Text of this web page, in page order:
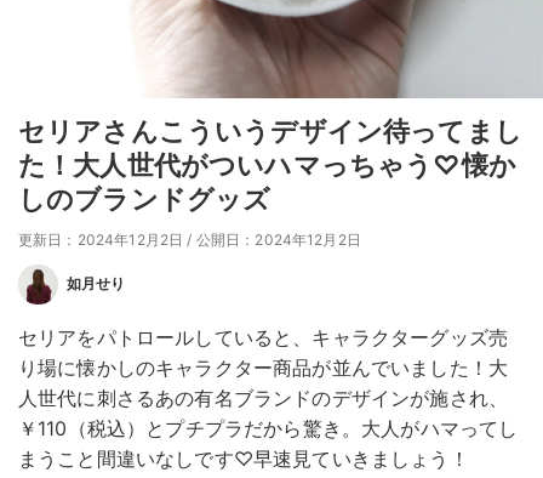
セリアさんこういうデザイン待ってまし
た！大人世代がついハマっちゃう♡懐か
しのブランドグッズ
更新日：2024年12月2日 / 公開日：2024年12月2日
如月せり
セリアをパトロールしていると、キャラクターグッズ売
り場に懐かしのキャラクター商品が並んでいました！大
人世代に刺さるあの有名ブランドのデザインが施され、
￥110（税込）とプチプラだから驚き。大人がハマってし
まうこと間違いなしです♡早速見ていきましょう！